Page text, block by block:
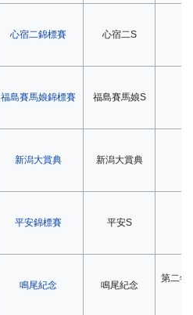
心宿二錦標賽 心宿二S
福島賽馬娘錦標賽 福島賽馬娘S
新潟大賞典 新潟大賞典
平安錦標賽 平安S
鳴尾紀念 鳴尾紀念
第二年